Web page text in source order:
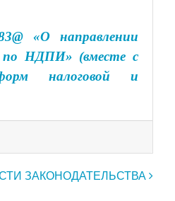
«О направлении
по НДПИ» (вместе с
налоговой и
ЗАКОНОДАТЕЛЬСТВА